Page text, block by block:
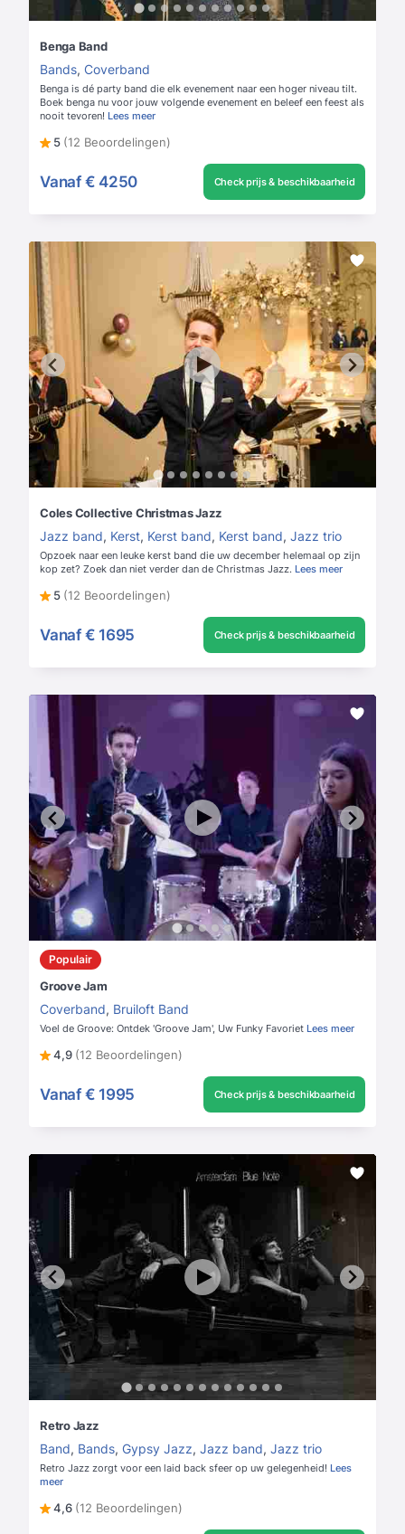
Benga Band
Bands, Coverband
Benga is dé party band die elk evenement naar een hoger niveau tilt.
Boek benga nu voor jouw volgende evenement en beleef een feest als
nooit tevoren! Lees meer
5 (12 Beoordelingen)
Vanaf € 4250 Check prijs & beschikbaarheid
Coles Collective Christmas Jazz
Jazz band, Kerst, Kerst band, Kerst band, Jazz trio
Opzoek naar een leuke kerst band die uw december helemaal op zijn
kop zet? Zoek dan niet verder dan de Christmas Jazz. Lees meer
5 (12 Beoordelingen)
Vanaf € 1695 Check prijs & beschikbaarheid
Populair
Groove Jam
Coverband, Bruiloft Band
Voel de Groove: Ontdek 'Groove Jam', Uw Funky Favoriet Lees meer
4,9 (12 Beoordelingen)
Vanaf € 1995 Check prijs & beschikbaarheid
Retro Jazz
Band, Bands, Gypsy Jazz, Jazz band, Jazz trio
Retro Jazz zorgt voor een laid back sfeer op uw gelegenheid! Lees
meer
4,6 (12 Beoordelingen)